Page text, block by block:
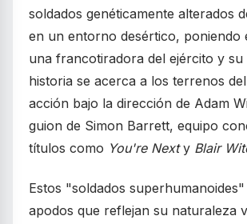
soldados genéticamente alterados
en un entorno desértico, poniendo
una francotiradora del ejército y su
historia se acerca a los terrenos
acción bajo la dirección de Adam
guion de Simon Barrett, equipo
títulos como You're Nexty Blair
Estos "soldados
apodos que reflejan su naturaleza